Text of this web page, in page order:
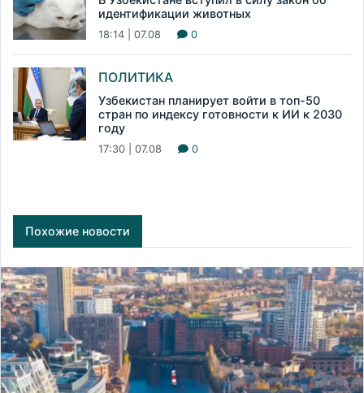
идентификации животных
18:14 | 07.08 0
ПОЛИТИКА
Узбекистан планирует войти в топ-50
стран по индексу готовности к ИИ к 2030
году
17:30 | 07.08 0
Похожие новости